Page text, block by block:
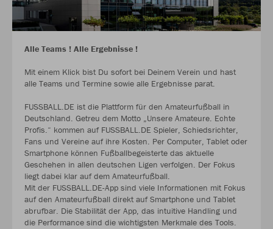
Alle Teams ! Alle Ergebnisse !
Mit einem Klick bist Du sofort bei Deinem Verein und hast
alle Teams und Termine sowie alle Ergebnisse parat.
FUSSBALL.DE ist die Plattform für den Amateurfußball in
Deutschland. Getreu dem Motto „Unsere Amateure. Echte
Profis.“ kommen auf FUSSBALL.DE Spieler, Schiedsrichter,
Fans und Vereine auf ihre Kosten. Per Computer, Tablet oder
Smartphone können Fußballbegeisterte das aktuelle
Geschehen in allen deutschen Ligen verfolgen. Der Fokus
liegt dabei klar auf dem Amateurfußball.
Mit der FUSSBALL.DE-App sind viele Informationen mit Fokus
auf den Amateurfußball direkt auf Smartphone und Tablet
abrufbar. Die Stabilität der App, das intuitive Handling und
die Performance sind die wichtigsten Merkmale des Tools.